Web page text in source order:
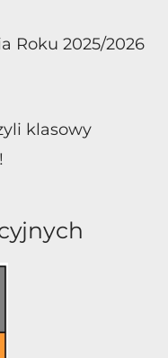
Roku 2025/2026
klasowy